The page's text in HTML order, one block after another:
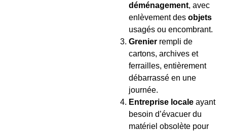
déménagement, avec
enlèvement des objets
usagés ou encombrant.
Grenier rempli de
cartons, archives et
ferrailles, entièrement
débarrassé en une
journée.
Entreprise locale ayant
besoin d’évacuer du
matériel obsolète pour